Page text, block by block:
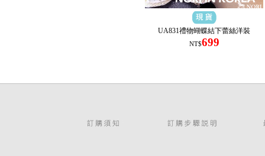
UA831禮物蝴蝶結下蕾絲洋裝
NT$699